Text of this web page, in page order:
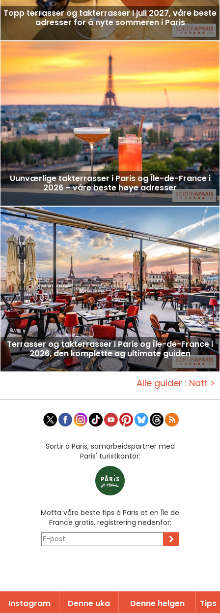
Topp terrasser og takterrasser i juli 2027, våre beste
adresser for å nyte sommeren i Paris
Uunværlige takterrasser i Paris og Île-de-France i
2026 – våre beste høye adresser
Terrasser og takterrasser i Paris og Île-de-France i
2026, den komplette og ultimate guiden
Alle guider : Natt >
Sortir à Paris, samarbeidspartner med
Paris' turistkontor:
Motta våre beste tips à Paris et en Île de
France gratis, registrering nedenfor:
>
Instagram Denne uka Denne helgen Tips